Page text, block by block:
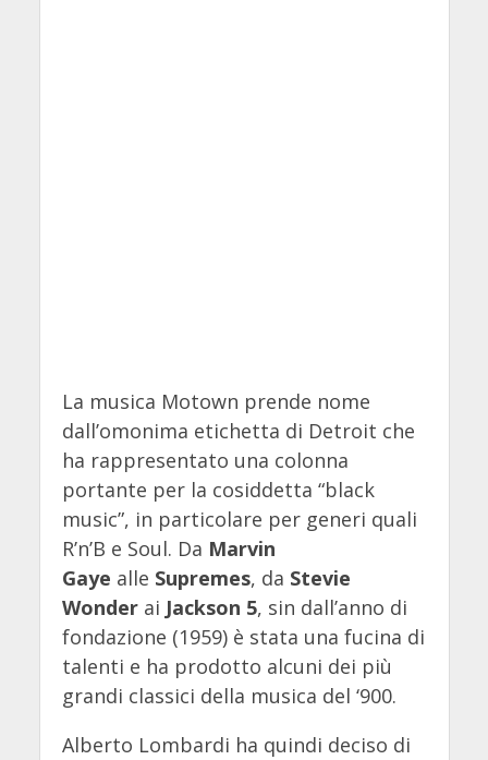
La musica Motown prende nome
dall’omonima etichetta di Detroit che
ha rappresentato una colonna
portante per la cosiddetta “black
music”, in particolare per generi quali
R’n’B e Soul. Da Marvin
Gaye alle Supremes, da Stevie
Wonder ai Jackson 5, sin dall’anno di
fondazione (1959) è stata una fucina di
talenti e ha prodotto alcuni dei più
grandi classici della musica del ‘900.
Alberto Lombardi ha quindi deciso di